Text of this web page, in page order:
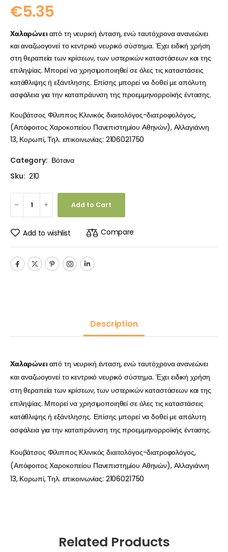
€5.35
Χαλαρώνειαπό τη νευρική ένταση, ενώ ταυτόχρονα ανανεώνει
και αναζωογονεί το κεντρικό νευρικό σύστημα. Έχει ειδική χρήση
στη θεραπεία των κρίσεων, των υστερικών καταστάσεων και της
επιληψίας. Μπορεί να χρησιμοποιηθεί σε όλες τις καταστάσεις
κατάθλιψης ή εξάντλησης. Επίσης μπορεί να δοθεί με απόλυτη
ασφάλεια για την καταπράυνση της προεμμηνορροϊκής έντασης.
Κουβάτσος Φίλιππος Κλινικός διαιτολόγος-διατροφολόγος,
(Απόφοιτος Χαροκοπείου Πανεπιστημίου Αθηνών), Αλλαγιάννη
13, Κορωπί, Τηλ. επικοινωνίας: 2106021750
Category: Βότανα
Sku: 210
Add to Cart
Add to wishlist Compare
Description
Χαλαρώνειαπό τη νευρική ένταση, ενώ ταυτόχρονα ανανεώνει
και αναζωογονεί το κεντρικό νευρικό σύστημα. Έχει ειδική χρήση
στη θεραπεία των κρίσεων, των υστερικών καταστάσεων και της
επιληψίας. Μπορεί να χρησιμοποιηθεί σε όλες τις καταστάσεις
κατάθλιψης ή εξάντλησης. Επίσης μπορεί να δοθεί με απόλυτη
ασφάλεια για την καταπράυνση της προεμμηνορροϊκής έντασης.
Κουβάτσος Φίλιππος Κλινικός διαιτολόγος-διατροφολόγος,
(Απόφοιτος Χαροκοπείου Πανεπιστημίου Αθηνών), Αλλαγιάννη
13, Κορωπί, Τηλ. επικοινωνίας: 2106021750
Related Products